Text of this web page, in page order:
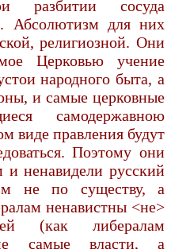
разбитии сосуда
Абсолютизм для них
религиозной. Они
Церковью учение
народного быта, а
и самые церковные
самодержавною
виде правления будут
Поэтому они
ненавидели русский
не по существу, а
ненавистны <не>
(как либералам
самые власти, а